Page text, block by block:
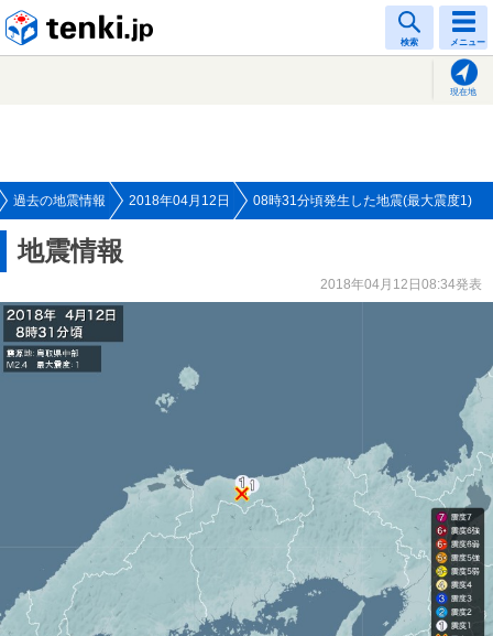
検索 メニュー
現在地
過去の地震情報 2018年04月12日 08時31分頃発生した地震(最大震度1)
地震情報
2018年04月12日08:34発表